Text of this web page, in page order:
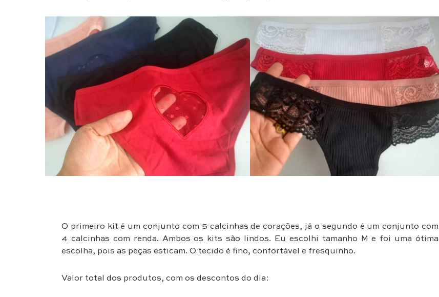
O primeiro kit é um conjunto com 5 calcinhas de corações, já o segundo é um conjunto com
4 calcinhas com renda. Ambos os kits são lindos. Eu escolhi tamanho M e foi uma ótima
escolha, pois as peças esticam. O tecido é fino, confortável e fresquinho.
Valor total dos produtos, com os descontos do dia: